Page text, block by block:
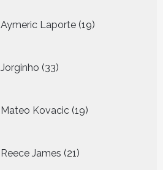
Aymeric Laporte 19
producten
Jorginho 33
producten
Mateo Kovacic 19
producten
Reece James 21
producten